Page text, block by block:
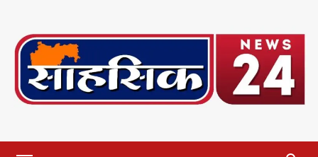
content